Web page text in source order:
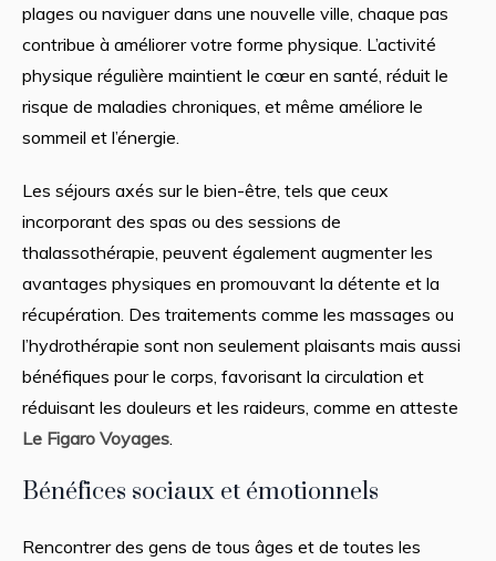
plages ou naviguer dans une nouvelle ville, chaque pas
contribue à améliorer votre forme physique. L’activité
physique régulière maintient le cœur en santé, réduit le
risque de maladies chroniques, et même améliore le
sommeil et l’énergie.
Les séjours axés sur le bien-être, tels que ceux
incorporant des spas ou des sessions de
thalassothérapie, peuvent également augmenter les
avantages physiques en promouvant la détente et la
récupération. Des traitements comme les massages ou
l’hydrothérapie sont non seulement plaisants mais aussi
bénéfiques pour le corps, favorisant la circulation et
réduisant les douleurs et les raideurs, comme en atteste
Le Figaro Voyages
Bénéfices sociaux et émotionnels
Rencontrer des gens de tous âges et de toutes les